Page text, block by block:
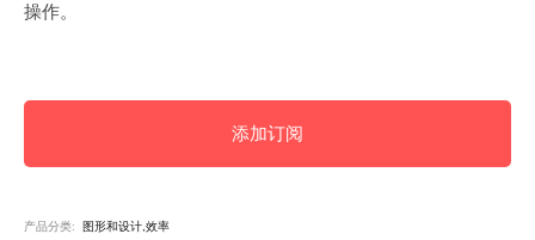
操作。
添加订阅
产品分类: 图形和设计,效率